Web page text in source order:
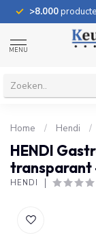
>8.000
MENU
Home / Hendi /
HENDI
transparant
HENDI